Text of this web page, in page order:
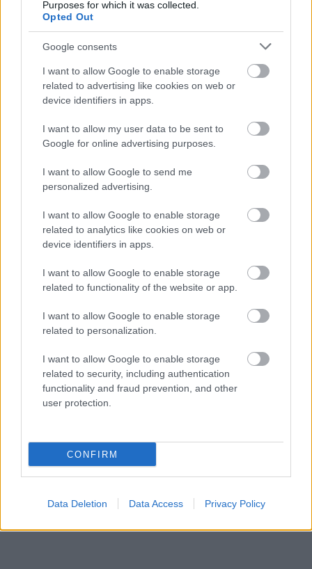
Purposes for which it was collected.
Opted Out
Google consents
I want to allow Google to enable storage
related to advertising like cookies on web or
device identifiers in apps.
I want to allow my user data to be sent to
Google for online advertising purposes.
I want to allow Google to send me
personalized advertising.
I want to allow Google to enable storage
related to analytics like cookies on web or
device identifiers in apps.
I want to allow Google to enable storage
related to functionality of the website or app.
I want to allow Google to enable storage
related to personalization.
I want to allow Google to enable storage
related to security, including authentication
functionality and fraud prevention, and other
user protection.
CONFIRM
Data Deletion Data Access Privacy Policy